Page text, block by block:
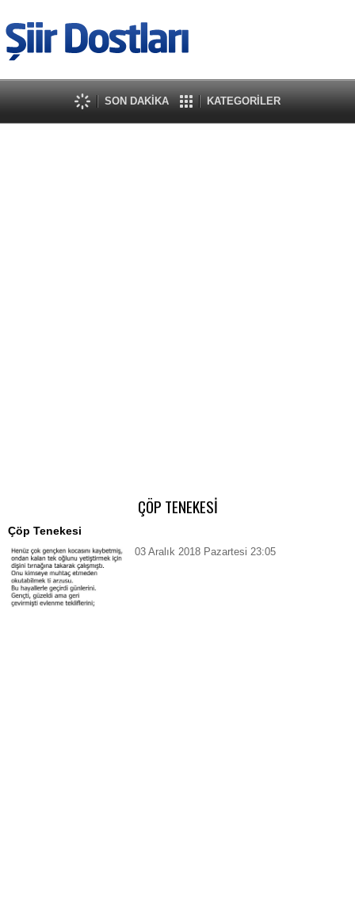
SON DAKİKA KATEGORİLER
ÇÖP TENEKESİ
Çöp Tenekesi
03 Aralık 2018 Pazartesi 23:05